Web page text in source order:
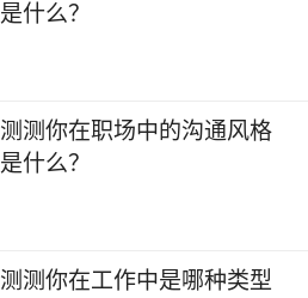
是什么？
测测你在职场中的沟通风格
是什么？
测测你在工作中是哪种类型